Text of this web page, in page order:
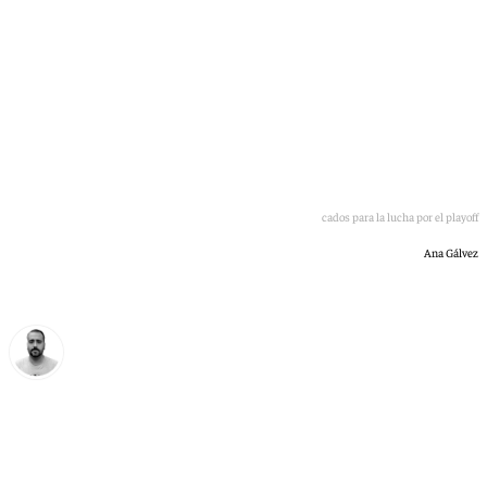
Diseño de los equipos implicados para la lucha por el playoff
Ana Gálvez